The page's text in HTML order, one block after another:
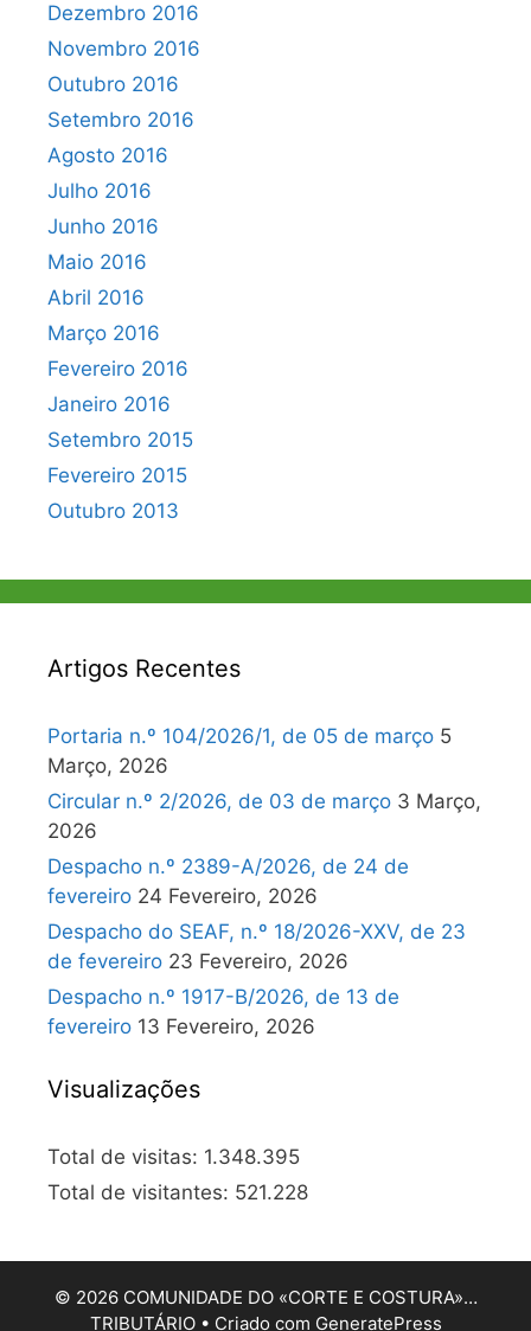
Dezembro 2016
Novembro 2016
Outubro 2016
Setembro 2016
Agosto 2016
Julho 2016
Junho 2016
Maio 2016
Abril 2016
Março 2016
Fevereiro 2016
Janeiro 2016
Setembro 2015
Fevereiro 2015
Outubro 2013
Artigos Recentes
Portaria n.º 104/2026/1, de 05 de março 5
Março, 2026
Circular n.º 2/2026, de 03 de março 3 Março,
2026
Despacho n.º 2389-A/2026, de 24 de
fevereiro 24 Fevereiro, 2026
Despacho do SEAF, n.º 18/2026-XXV, de 23
de fevereiro 23 Fevereiro, 2026
Despacho n.º 1917-B/2026, de 13 de
fevereiro 13 Fevereiro, 2026
Visualizações
Total de visitas: 1.348.395
Total de visitantes: 521.228
© 2026 COMUNIDADE DO «CORTE E COSTURA»…
TRIBUTÁRIO• Criado com GeneratePress